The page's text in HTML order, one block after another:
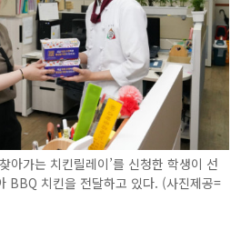
아가는 치킨릴레이’를 신청한 학생이 선
BBQ 치킨을 전달하고 있다. (사진제공=